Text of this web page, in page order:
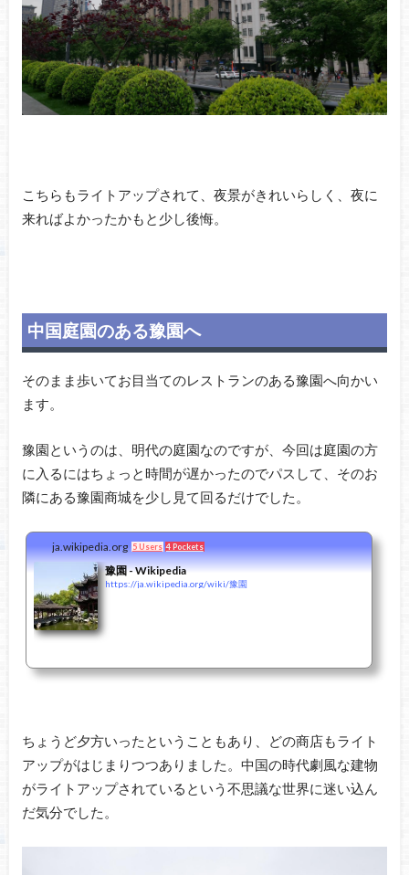
こちらもライトアップされて、夜景がきれいらしく、夜に
来ればよかったかもと少し後悔。
中国庭園のある豫園へ
そのまま歩いてお目当てのレストランのある豫園へ向かい
ます。
豫園というのは、明代の庭園なのですが、今回は庭園の方
に入るにはちょっと時間が遅かったのでパスして、そのお
隣にある豫園商城を少し見て回るだけでした。
ja.wikipedia.org 5 Users 4 Pockets
豫園 - Wikipedia
https://ja.wikipedia.org/wiki/豫園
ちょうど夕方いったということもあり、どの商店もライト
アップがはじまりつつありました。中国の時代劇風な建物
がライトアップされているという不思議な世界に迷い込ん
だ気分でした。